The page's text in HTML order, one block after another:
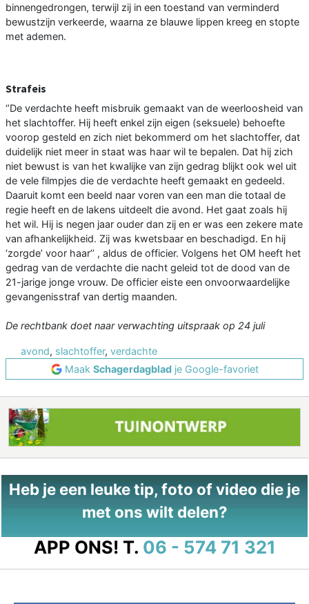
binnengedrongen, terwijl zij in een toestand van verminderd
bewustzijn verkeerde, waarna ze blauwe lippen kreeg en stopte
met ademen.
Strafeis
‘’De verdachte heeft misbruik gemaakt van de weerloosheid van
het slachtoffer. Hij heeft enkel zijn eigen (seksuele) behoefte
voorop gesteld en zich niet bekommerd om het slachtoffer, dat
duidelijk niet meer in staat was haar wil te bepalen. Dat hij zich
niet bewust is van het kwalijke van zijn gedrag blijkt ook wel uit
de vele filmpjes die de verdachte heeft gemaakt en gedeeld.
Daaruit komt een beeld naar voren van een man die totaal de
regie heeft en de lakens uitdeelt die avond. Het gaat zoals hij
het wil. Hij is negen jaar ouder dan zij en er was een zekere mate
van afhankelijkheid. Zij was kwetsbaar en beschadigd. En hij
‘zorgde’ voor haar’’ , aldus de officier. Volgens het OM heeft het
gedrag van de verdachte die nacht geleid tot de dood van de
21-jarige jonge vrouw. De officier eiste een onvoorwaardelijke
gevangenisstraf van dertig maanden.
De rechtbank doet naar verwachting uitspraak op 24 juli
avond, slachtoffer, verdachte
Maak Schagerdagbladje Google-favoriet
Heb je een leuke tip, foto of video die je
met ons wilt delen?
APP ONS! T. 06 - 574 71 321